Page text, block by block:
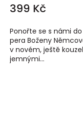
399 Kč
Ponořte se s námi
pera Boženy
v novém, ještě
jemnými...